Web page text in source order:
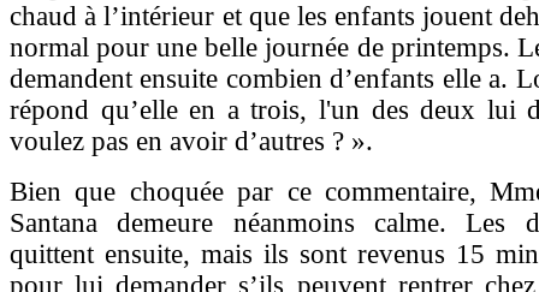
chaud à l’intérieur et que les enfants jouent
normal pour une belle journée de printemps.
demandent ensuite combien d’enfants elle a.
répond qu’elle en a trois, l'un des deux lui
voulez pas en avoir d’autres ? ».
Bien que choquée par ce commentaire,
Santana demeure néanmoins calme. Les
quittent ensuite, mais ils sont revenus 15
pour lui demander s’ils peuvent rentrer